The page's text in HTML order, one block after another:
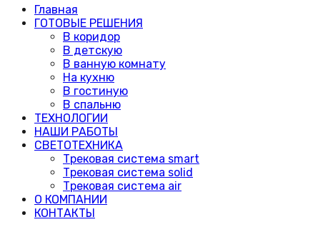
Главная
ГОТОВЫЕ РЕШЕНИЯ
В коридор
В детскую
В ванную комнату
На кухню
В гостиную
В спальню
ТЕХНОЛОГИИ
НАШИ РАБОТЫ
СВЕТОТЕХНИКА
Трековая система smart
Трековая система solid
Трековая система air
О КОМПАНИИ
КОНТАКТЫ